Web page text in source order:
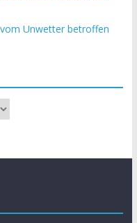
Unwetter betroffen